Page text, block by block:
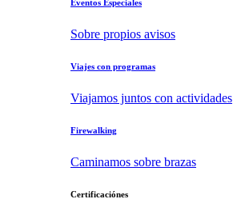
Eventos Especiales
Sobre propios avisos
Viajes con programas
Viajamos juntos con actividades
Firewalking
Caminamos sobre brazas
Certificaciónes